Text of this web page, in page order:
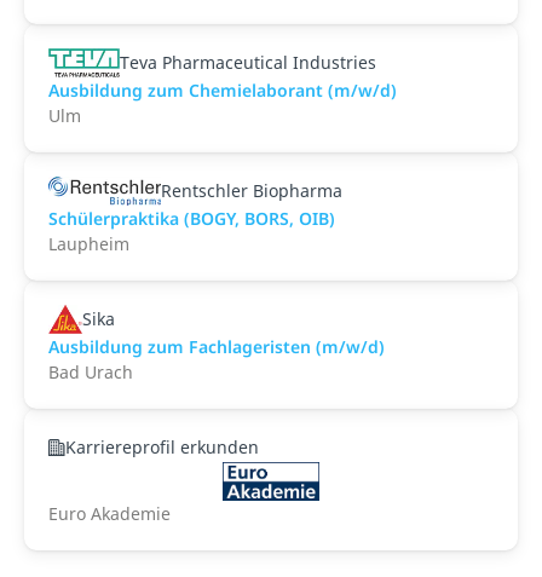
Teva Pharmaceutical Industries
Ausbildung zum Chemielaborant (m/w/d)
Ulm
Rentschler Biopharma
Schülerpraktika (BOGY, BORS, OIB)
Laupheim
Sika
Ausbildung zum Fachlageristen (m/w/d)
Bad Urach
Karriereprofil erkunden
Euro Akademie